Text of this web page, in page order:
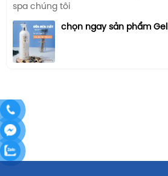
spa chúng tôi
chọn ngay sản phẩm